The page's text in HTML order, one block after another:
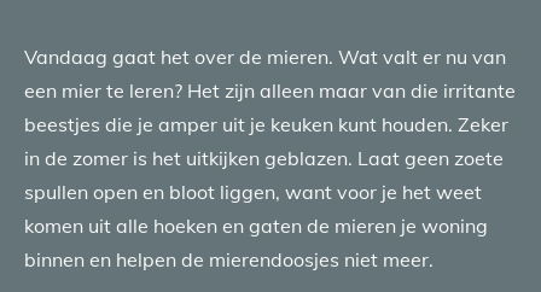
Vandaag gaat het over de mieren. Wat valt er nu van
een mier te leren? Het zijn alleen maar van die irritante
beestjes die je amper uit je keuken kunt houden. Zeker
in de zomer is het uitkijken geblazen. Laat geen zoete
spullen open en bloot liggen, want voor je het weet
komen uit alle hoeken en gaten de mieren je woning
binnen en helpen de mierendoosjes niet meer.